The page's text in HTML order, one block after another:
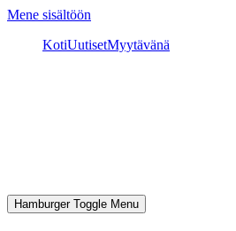
Mene sisältöön
KotiUutisetMyytävänä
Hamburger Toggle Menu